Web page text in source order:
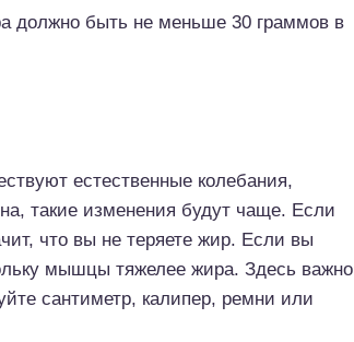
должно быть не меньше 30 граммов в
естественные колебания,
такие изменения будут чаще. Если
что вы не теряете жир. Если вы
мышцы тяжелее жира. Здесь важно
сантиметр, калипер, ремни или